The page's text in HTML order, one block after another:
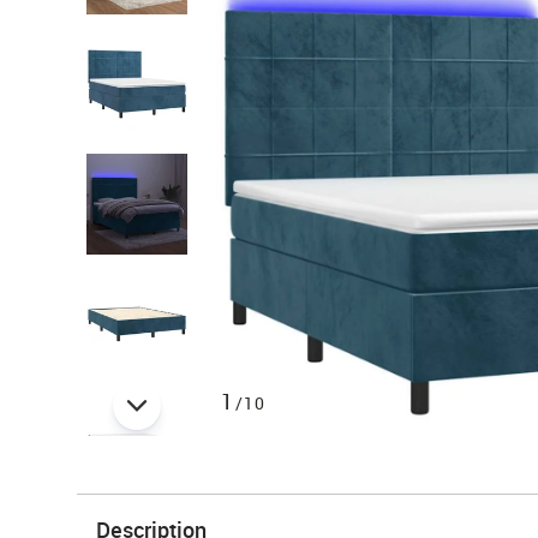
1 /10
Description